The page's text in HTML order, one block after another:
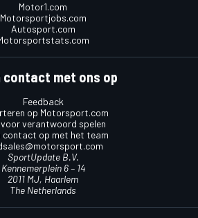
Motor1.com
Motorsportjobs.com
Autosport.com
contact met ons op
Feedback
op Motorsport.com
verantwoord spelen
contact op met het team
SportUpdate B.V.
Kennemerplein 6 – 14
2011 MJ, Haarlem
The Netherlands